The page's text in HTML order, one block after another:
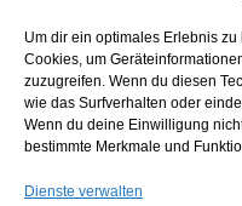
Um dir ein optimales Erlebnis
Cookies, um
zuzugreifen. Wenn du diesen
wie das Surfverhalten oder
Wenn du deine Einwilligung
bestimmte Merkmale und
Dienste verwalten